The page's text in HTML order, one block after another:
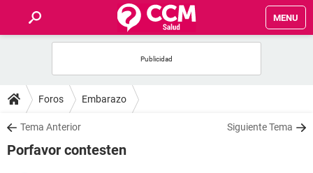
MENU
FOROS
SALUD
Foros Embarazo
Tema Anterior Siguiente Tema
Porfavor contesten